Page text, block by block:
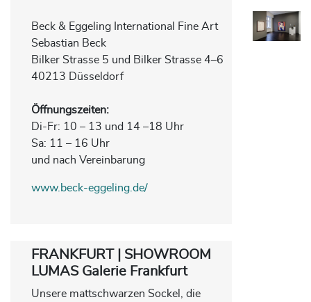
Beck & Eggeling International Fine Art
Sebastian Beck
Bilker Strasse 5 und Bilker Strasse 4–6
40213 Düsseldorf
Öffnungszeiten:
Di-Fr: 10 – 13 und 14 –18 Uhr
Sa: 11 – 16 Uhr
und nach Vereinbarung
www.beck-eggeling.de/
FRANKFURT | SHOWROOM
LUMAS Galerie Frankfurt
Unsere mattschwarzen Sockel, die